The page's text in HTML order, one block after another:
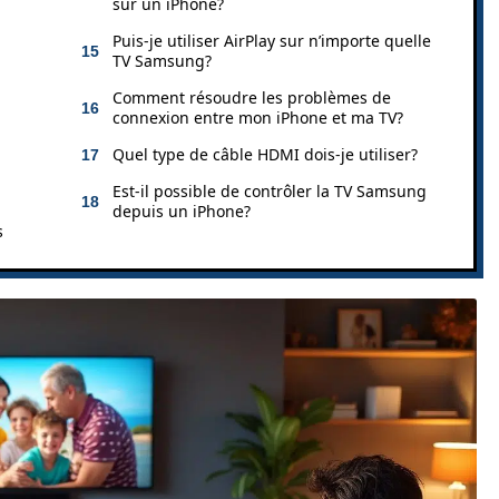
Puis-je utiliser AirPlay sur n’importe quelle
TV Samsung?
Comment résoudre les problèmes de
connexion entre mon iPhone et ma TV?
Quel type de câble HDMI dois-je utiliser?
Est-il possible de contrôler la TV Samsung
depuis un iPhone?